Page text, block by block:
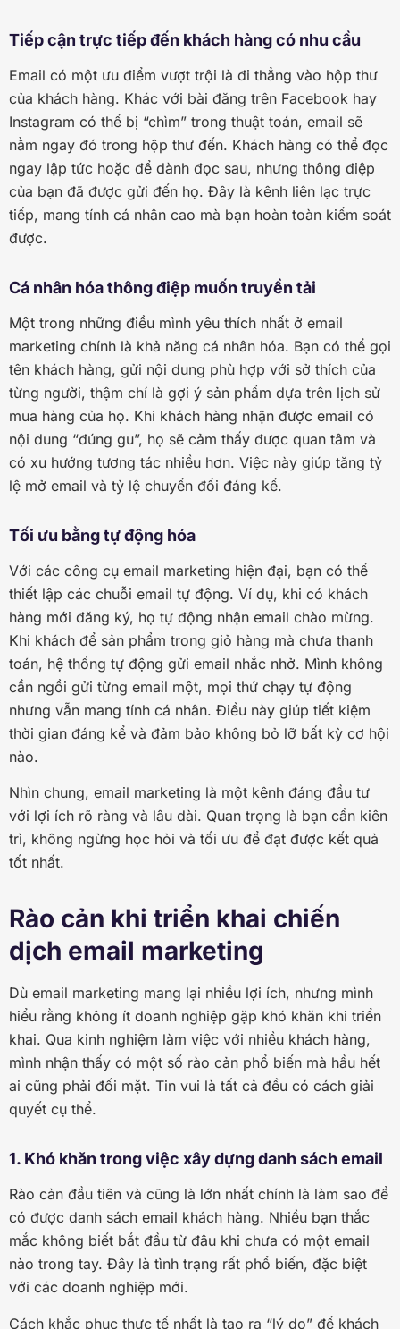
Tiếp cận trực tiếp đến khách hàng có nhu cầu
Email có một ưu điểm vượt trội là đi thẳng vào hộp thư
của khách hàng. Khác với bài đăng trên Facebook hay
Instagram có thể bị “chìm” trong thuật toán, email sẽ
nằm ngay đó trong hộp thư đến. Khách hàng có thể đọc
ngay lập tức hoặc để dành đọc sau, nhưng thông điệp
của bạn đã được gửi đến họ. Đây là kênh liên lạc trực
tiếp, mang tính cá nhân cao mà bạn hoàn toàn kiểm soát
được.
Cá nhân hóa thông điệp muốn truyền tải
Một trong những điều mình yêu thích nhất ở email
marketing chính là khả năng cá nhân hóa. Bạn có thể gọi
tên khách hàng, gửi nội dung phù hợp với sở thích của
từng người, thậm chí là gợi ý sản phẩm dựa trên lịch sử
mua hàng của họ. Khi khách hàng nhận được email có
nội dung “đúng gu”, họ sẽ cảm thấy được quan tâm và
có xu hướng tương tác nhiều hơn. Việc này giúp tăng tỷ
lệ mở email và tỷ lệ chuyển đổi đáng kể.
Tối ưu bằng tự động hóa
Với các công cụ email marketing hiện đại, bạn có thể
thiết lập các chuỗi email tự động. Ví dụ, khi có khách
hàng mới đăng ký, họ tự động nhận email chào mừng.
Khi khách để sản phẩm trong giỏ hàng mà chưa thanh
toán, hệ thống tự động gửi email nhắc nhở. Mình không
cần ngồi gửi từng email một, mọi thứ chạy tự động
nhưng vẫn mang tính cá nhân. Điều này giúp tiết kiệm
thời gian đáng kể và đảm bảo không bỏ lỡ bất kỳ cơ hội
nào.
Nhìn chung, email marketing là một kênh đáng đầu tư
với lợi ích rõ ràng và lâu dài. Quan trọng là bạn cần kiên
trì, không ngừng học hỏi và tối ưu để đạt được kết quả
tốt nhất.
Rào cản khi triển khai chiến
dịch email marketing
Dù email marketing mang lại nhiều lợi ích, nhưng mình
hiểu rằng không ít doanh nghiệp gặp khó khăn khi triển
khai. Qua kinh nghiệm làm việc với nhiều khách hàng,
mình nhận thấy có một số rào cản phổ biến mà hầu hết
ai cũng phải đối mặt. Tin vui là tất cả đều có cách giải
quyết cụ thể.
1. Khó khăn trong việc xây dựng danh sách email
Rào cản đầu tiên và cũng là lớn nhất chính là làm sao để
có được danh sách email khách hàng. Nhiều bạn thắc
mắc không biết bắt đầu từ đâu khi chưa có một email
nào trong tay. Đây là tình trạng rất phổ biến, đặc biệt
với các doanh nghiệp mới.
Cách khắc phục thực tế nhất là tạo ra “lý do” để khách